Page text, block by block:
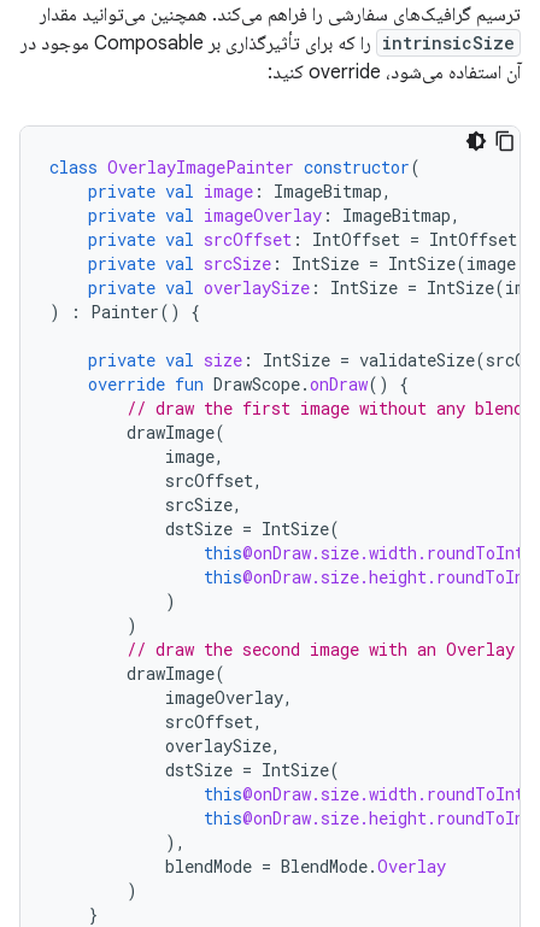
ترسیم گرافیک‌های سفارشی را فراهم می‌کند. همچنین می‌توانید مقدار
intrinsicSize
را که برای تأثیرگذاری بر Composable موجود در
آن استفاده می‌شود، override کنید:
class OverlayImagePainter constructor(
private val image : ImageBitmap,
private val imageOverlay : ImageBitmap,
private val srcOffset : IntOffset = IntOffset
private val srcSize : IntSize = IntSize(image
private val overlaySize : IntSize = IntSize(
)
: Painter() {
private val size : IntSize = validateSize(
override fun DrawScope.onDraw()
{
// draw the first image without any blend
drawImage(
image,
srcOffset,
srcSize,
dstSize = IntSize(
this@onDraw.size.width.roundToInt
this@onDraw.size.height.roundToInt
)
)
// draw the second image with an Overlay
drawImage(
imageOverlay,
srcOffset,
overlaySize,
dstSize = IntSize(
this@onDraw.size.width.roundToInt
this@onDraw.size.height.roundToInt
),
blendMode = BlendMode.Overlay
)
}